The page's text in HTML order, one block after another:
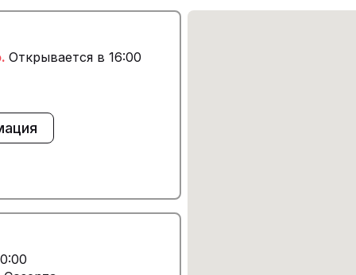
Открывается в 16:00